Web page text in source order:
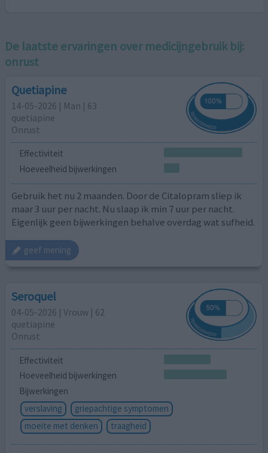
De laatste ervaringen over medicijngebruik bij:
onrust
Quetiapine
14-05-2026 | Man | 63
quetiapine
Onrust
Effectiviteit
Hoeveelheid bijwerkingen
Gebruik het nu 2 maanden. Door de Citalopram sliep ik
maar 3 uur per nacht. Nu slaap ik min 7 uur per nacht.
Eigenlijk geen bijwerkingen behalve overdag wat sufheid.
geef mening
Seroquel
04-05-2026 | Vrouw | 62
quetiapine
Onrust
Effectiviteit
Hoeveelheid bijwerkingen
Bijwerkingen
verslaving
griepachtige symptomen
moeite met denken
traagheid